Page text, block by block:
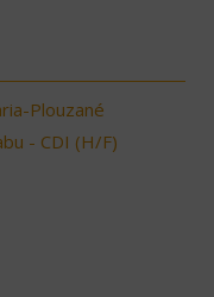
Plouzané
- CDI (H/F)